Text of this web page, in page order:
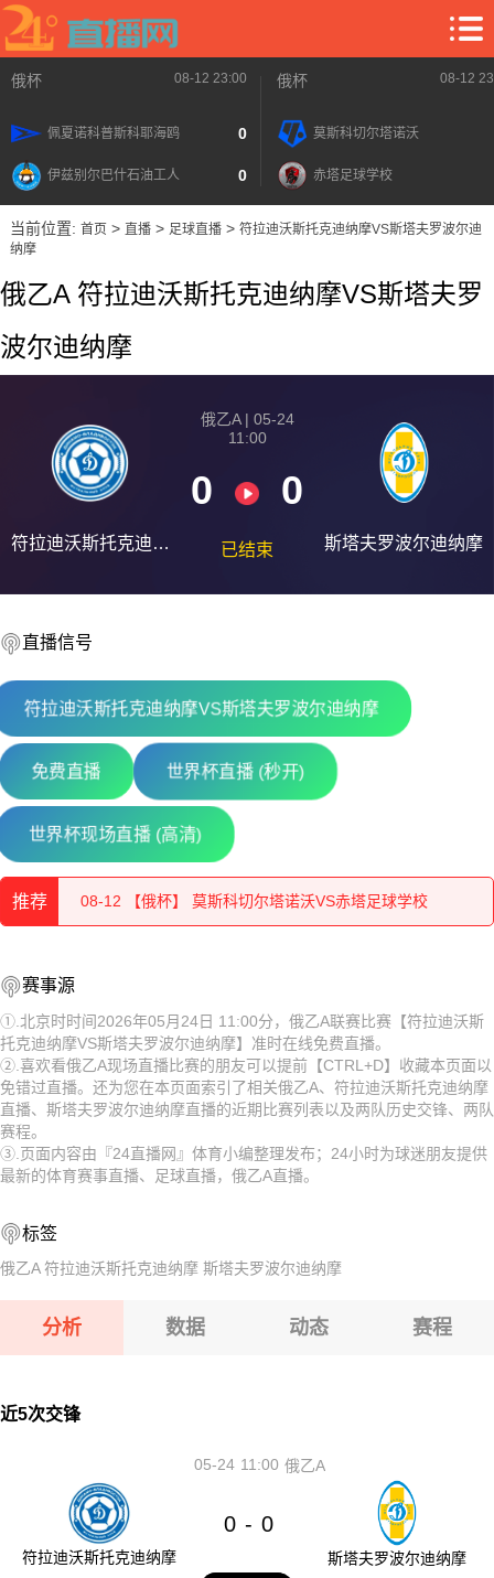
俄杯 08-12 23:00
佩夏诺科普斯科耶海鸥 0
伊兹别尔巴什石油工人 0
俄杯 08-12
莫斯科切尔塔诺沃
赤塔足球学校
当前位置: 首页> 直播> 足球直播> 符拉迪沃斯托克迪纳摩VS斯塔夫罗波尔迪
纳摩
俄乙A 符拉迪沃斯托克迪纳摩VS斯塔夫罗
波尔迪纳摩
符拉迪沃斯托克迪纳
俄乙A | 05-24
11:00
0 0
已结束 斯塔夫罗波尔迪纳摩
直播信号
符拉迪沃斯托克迪纳摩VS斯塔夫罗波尔迪纳摩
免费直播 世界杯直播 (秒开)
世界杯现场直播 (高清)
推荐
08-12 【俄杯】 佩夏诺科普斯科耶海鸥VS伊兹别尔巴什石油
08-12 【俄杯】 莫斯科切尔塔诺沃VS赤塔足球学校
08-12 【俄杯】 索科尔萨拉托夫VS彼尔姆边疆区伊尔帕尔
08-12 【俄杯】 伊热夫斯克VS米阿斯鱼雷
08-12 【俄杯】 FC阿斯特拉罕VS五山城马舒克KMV
08-12 【亚冠二级】 阿卡达格VSFC果阿
08-12 【俄杯】 索科尔萨拉托夫VS彼尔姆边疆区伊尔帕尔
08-12 【俄杯】 莫斯科斯特罗吉诺VS弗拉基米尔鱼雷
08-12 【俄杯】 伊热夫斯克VS米阿斯鱼雷
08-12 【亚冠二级】 阿卡达格VSFC果阿
08-12 【欧女锦U16B级】 比利时女篮U16VS塞浦路斯女篮
赛事源
①.北京时时间2026年05月24日 11:00分，俄乙A联赛比赛【符拉迪沃斯
托克迪纳摩VS斯塔夫罗波尔迪纳摩】准时在线免费直播。
②.喜欢看俄乙A现场直播比赛的朋友可以提前【CTRL+D】收藏本页面以
免错过直播。还为您在本页面索引了相关俄乙A、符拉迪沃斯托克迪纳摩
直播、斯塔夫罗波尔迪纳摩直播的近期比赛列表以及两队历史交锋、两队
赛程。
③.页面内容由『24直播网』体育小编整理发布；24小时为球迷朋友提供
最新的体育赛事直播、足球直播，俄乙A直播。
标签
俄乙A 符拉迪沃斯托克迪纳摩 斯塔夫罗波尔迪纳摩
分析 数据 动态 赛程
近5次交锋
11:00
05-24 俄乙A
符拉迪沃斯托克迪纳摩
0 - 0
斯塔夫罗波尔迪纳摩